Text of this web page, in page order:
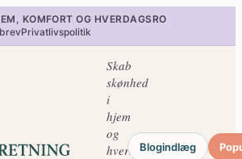
KOMFORT OG HVERDAGSRO
Privatlivspolitik
Skab
skønhed
i
hjem
og
hverdagBlogindlæg